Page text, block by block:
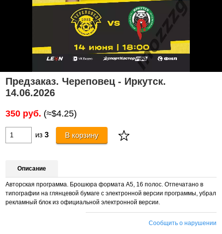
Предзаказ. Череповец - Иркутск.
14.06.2026
350 руб. (≈$4.25)
из 3 В корзину
Описание
Авторская программа. Брошюра формата А5, 16 полос. Отпечатано в
типографии на глянцевой бумаге с электронной версии программы, убрал
рекламный блок из официальной электронной версии.
Сообщить о нарушении